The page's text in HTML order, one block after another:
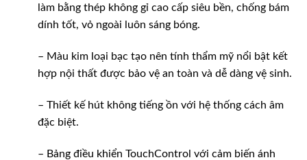
làm bằng thép không gỉ cao cấp siêu bền, chống bám
dính tốt, vỏ ngoài luôn sáng bóng.
– Màu kim loại bạc tạo nên tính thẩm mỹ nổi bật kết
hợp nội thất được bảo vệ an toàn và dễ dàng vệ sinh.
– Thiết kế hút không tiếng ồn với hệ thống cách âm
đặc biệt.
– Bảng điều khiển TouchControl với cảm biến ánh